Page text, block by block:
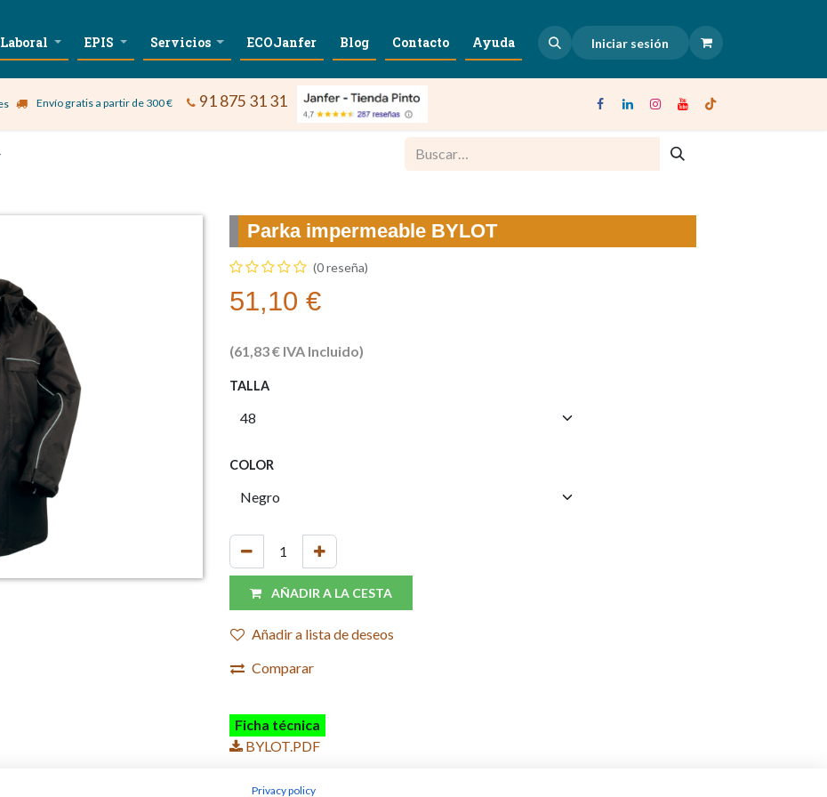
EPIS Servicios ECOJanfer Blog Contacto Ayuda Iniciar sesión
Envío gratis a partir de 300 € 91 875 31 31
Parka impermeable BYLOT
(0 reseña)
51,10 €
(61,83€ IVA Incluido)
TALLA
COLOR
AÑADIR A LA CESTA
Añadir a lista de deseos
Comparar
Ficha técnica
BYLOT.PDF
Privacy policy